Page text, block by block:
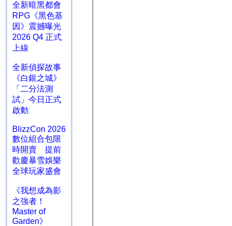
全新暗黑都會
RPG《黑色基
因》震撼曝光
2026 Q4 正式
上線
全新偵探故事
《白銀之城》
「二分法測
試」今日正式
啟動
BlizzCon 2026
數位組合包限
時開賣 提前
歡慶暴雪娛樂
全球玩家盛會
《我想成為影
之強者！
Master of
Garden》